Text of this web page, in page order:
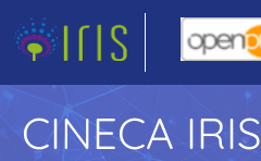
CINECA IRIS